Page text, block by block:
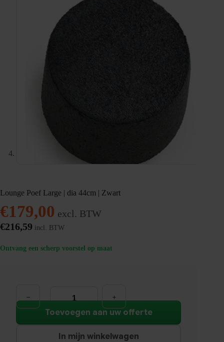
Lounge Poef Large | dia 44cm | Zwart
€179,00 excl. BTW
€216,59 incl. BTW
Ontvang een scherp voorstel op maat
Large
|
44cm
Toevoegen aan uw offerte
In mijn winkelwagen